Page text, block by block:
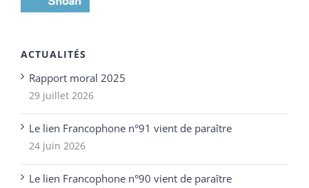
ACTUALITÉS
Rapport moral 2025
29 juillet 2026
Le lien Francophone n°91 vient de paraître
24 juin 2026
Le lien Francophone n°90 vient de paraître